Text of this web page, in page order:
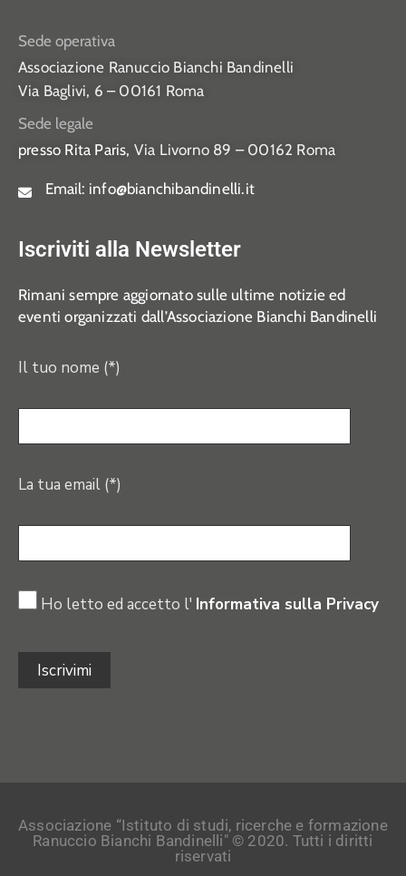
Sede operativa
Associazione Ranuccio Bianchi Bandinelli
Via Baglivi, 6 – 00161 Roma
Sede legale
presso Rita Paris, Via Livorno 89 – 00162 Roma
Email: info@bianchibandinelli.it
Iscriviti alla Newsletter
Rimani sempre aggiornato sulle ultime notizie ed
eventi organizzati dall’Associazione Bianchi Bandinelli
Il tuo nome (*)
La tua email (*)
Ho letto ed accetto l' Informativa sulla Privacy
Associazione “Istituto di studi, ricerche e formazione
Ranuccio Bianchi Bandinelli" © 2020. Tutti i diritti
riservati